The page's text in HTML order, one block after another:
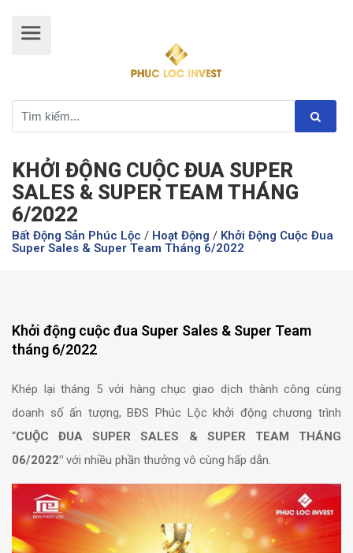
KHỞI ĐỘNG CUỘC ĐUA SUPER
SALES & SUPER TEAM THÁNG
6/2022
Bất Động Sản Phúc Lộc / Hoạt Động / Khởi Động Cuộc Đua
Super Sales & Super Team Tháng 6/2022
Khởi động cuộc đua Super Sales & Super Team
tháng 6/2022
Khép lại tháng 5 với hàng chục giao dịch thành công cùng
doanh số ấn tượng, BĐS Phúc Lộc khởi động chương trình
“CUỘC ĐUA SUPER SALES & SUPER TEAM THÁNG
06/2022″ với nhiều phần thưởng vô cùng hấp dẫn.